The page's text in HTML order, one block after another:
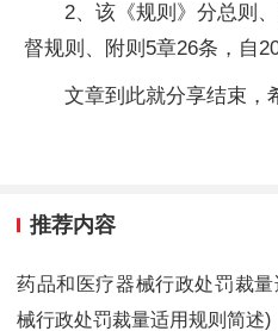
2、该《规则》分总则
督规则、附则5章26条，自
文章到此就分享结束，
推荐内容
药品和医疗器械行政处罚裁
械行政处罚裁量适用规则简述)